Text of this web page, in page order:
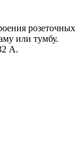
розеточных
или тумбу.
А.